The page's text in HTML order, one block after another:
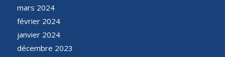
mars 2024
février 2024
janvier 2024
décembre 2023